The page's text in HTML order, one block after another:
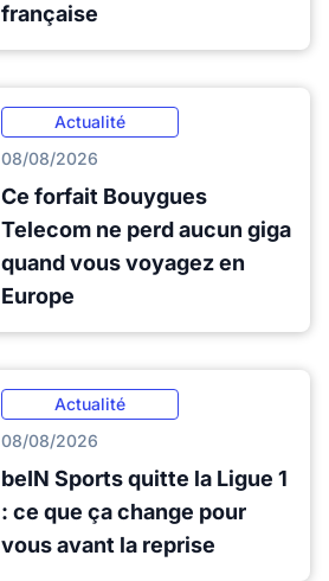
française
Actualité
08/08/2026
Ce forfait Bouygues
Telecom ne perd aucun giga
quand vous voyagez en
Europe
Actualité
08/08/2026
beIN Sports quitte la Ligue 1
: ce que ça change pour
vous avant la reprise